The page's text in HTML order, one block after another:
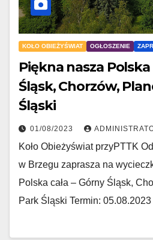
KOŁO OBIEŻYŚWIAT OGŁOSZENIE
Piękna nasza Polska
Śląsk, Chorzów,
Śląski
01/08/2023
Koło Obieżyświat przyPTTK
w Brzegu zaprasza na
Polska cała – Górny Śląsk,
Park Śląski Termin: